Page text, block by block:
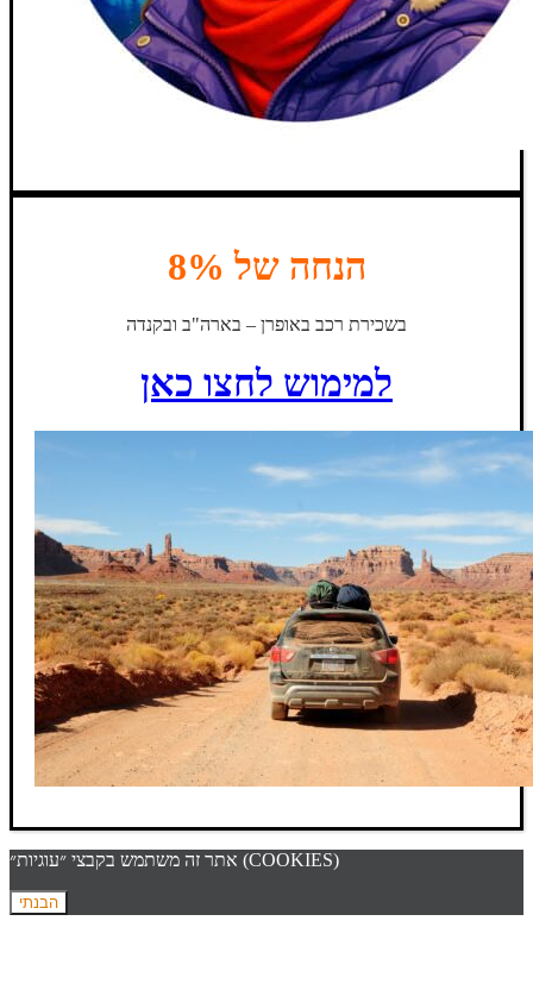
הנחה של 8%
בשכירת רכב באופרן – בארה"ב ובקנדה
למימוש לחצו כאן
אתר זה משתמש בקבצי ״עוגיות״ (COOKIES)
הבנתי